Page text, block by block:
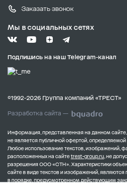
Заказать звонок
Мы в социальных сетях
Подпишись на наш Telegram-канал
©1992-2026 Группа компаний «ТРЕСТ»
Разработка сайта —
Информация, представленная на данном
не является публичной офертой,
Любое использование текстов, изображений,
расположенных на сайтеtrest-group.ru, не
разрешения ООО «СТН».Характеристики
сайте в виде текстов и изображений,
в порядке, предусмотренном действующим